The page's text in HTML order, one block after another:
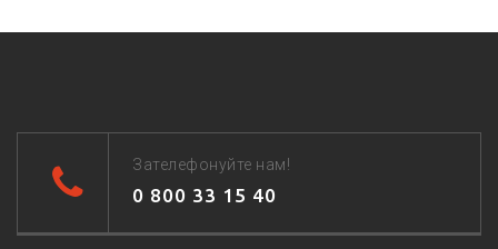
Зателефонуйте нам!
0 800 33 15 40